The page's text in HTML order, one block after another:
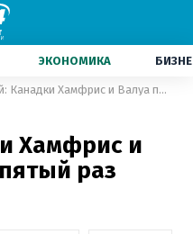
ЭКОНОМИКА
Бобслей: Канадки Хамфрис и Валуа победили пятый раз подряд
Хамфрис и
раз